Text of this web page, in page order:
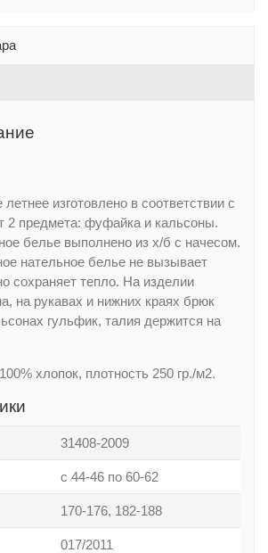
изготовлено в соответствии с
2 предмета: фуфайка и кальсоны.
белье выполнено из х/б с начесом.
нательное белье не вызывает
сохраняет тепло. На изделии
на рукавах и нижних краях брюк
гульфик, талия держится на
100% хлопок, плотность 250 гр./м2.
31408-2009
с 44-46 по 60-62
170-176, 182-188
017/2011